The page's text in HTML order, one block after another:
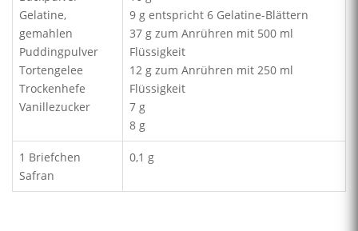
Gelatine,
gemahlen
Puddingpulver
Tortengelee
Trockenhefe
Vanillezucker
9 g entspricht 6 Gelatine-Blättern
37 g zum Anrühren mit 500 ml
Flüssigkeit
12 g zum Anrühren mit 250 ml
Flüssigkeit
7 g
8 g
1 Briefchen
Safran
0,1 g